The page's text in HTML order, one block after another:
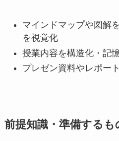
マインドマップや図解
を視覚化
授業内容を構造化・記
プレゼン資料やレポー
前提知識・準備するも